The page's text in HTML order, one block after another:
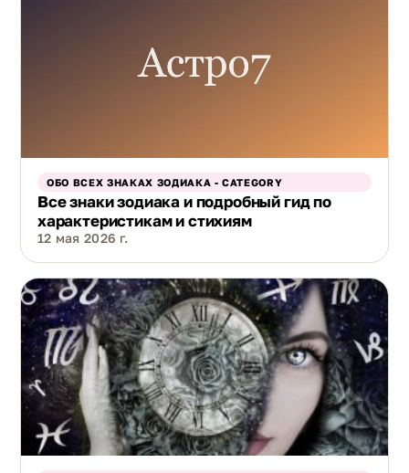
ОБО ВСЕХ ЗНАКАХ ЗОДИАКА - CATEGORY
Все знаки зодиака и подробный гид по
характеристикам и стихиям
12 мая 2026 г.